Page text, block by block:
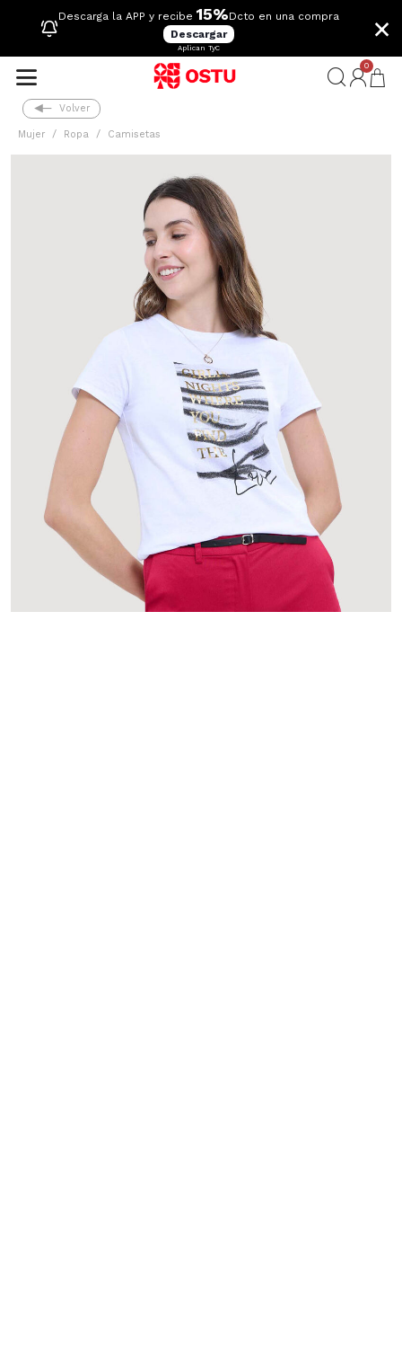
Descarga la APP y recibe 15%Dcto en una compra
Descargar
Aplican TyC
×
0
Volver
Mujer Ropa Camisetas